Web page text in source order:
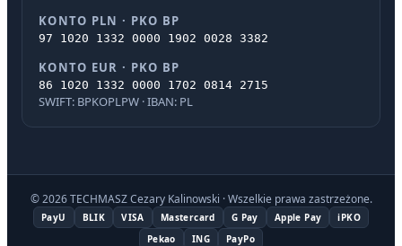
KONTO PLN · PKO BP
97 1020 1332 0000 1902 0028 3382
KONTO EUR · PKO BP
86 1020 1332 0000 1702 0814 2715
SWIFT: BPKOPLPW · IBAN: PL
© 2026 TECHMASZ Cezary Kalinowski · Wszelkie prawa zastrzeżone.
PayU BLIK VISA Mastercard G Pay Apple Pay
iPKO
Pekao
ING PayPo